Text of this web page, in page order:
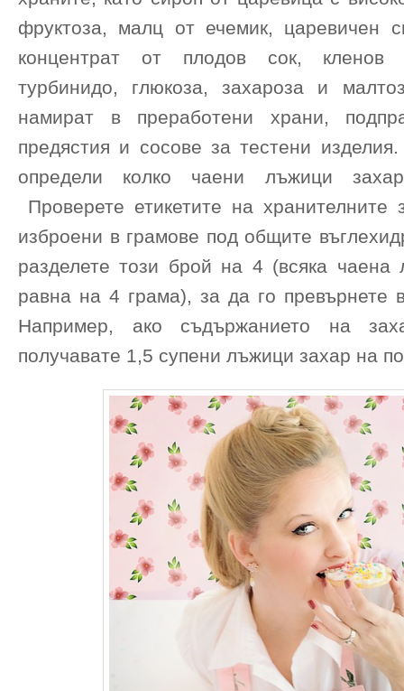
фруктоза, малц от ечемик, царевичен
концентрат от плодов сок, кленов
турбинидо, глюкоза, захароза и
намират в преработени храни,
предястия и сосове за тестени
определи колко чаени лъжици
Проверете етикетите на хранителните
изброени в грамове под общите
разделете този брой на 4 (всяка чаена
равна на 4 грама), за да го превърнете
Например, ако съдържанието на
получавате 1,5 супени лъжици захар на